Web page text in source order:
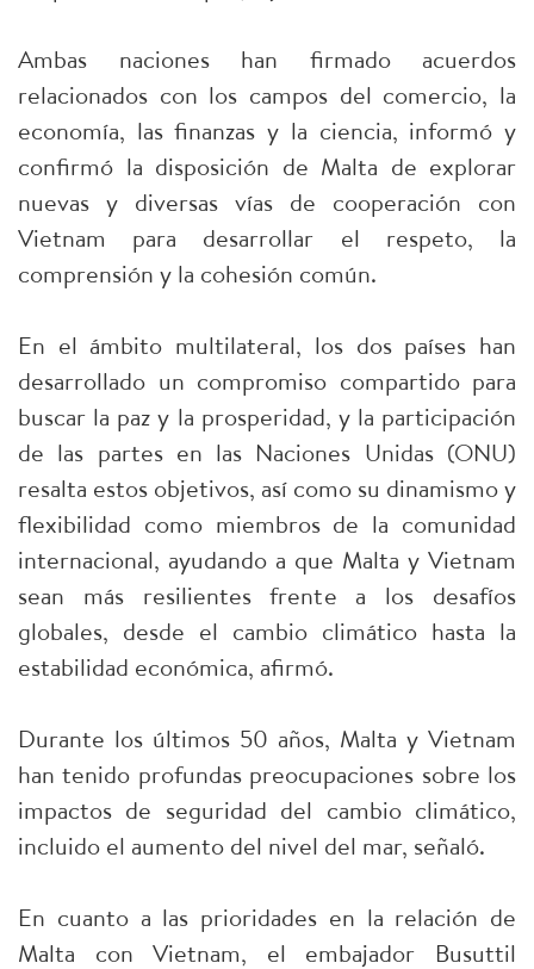
Ambas naciones han firmado acuerdos
relacionados con los campos del comercio, la
economía, las finanzas y la ciencia, informó y
confirmó la disposición de Malta de explorar
nuevas y diversas vías de cooperación con
Vietnam para desarrollar el respeto, la
comprensión y la cohesión común.
En el ámbito multilateral, los dos países han
desarrollado un compromiso compartido para
buscar la paz y la prosperidad, y la participación
de las partes en las Naciones Unidas (ONU)
resalta estos objetivos, así como su dinamismo y
flexibilidad como miembros de la comunidad
internacional, ayudando a que Malta y Vietnam
sean más resilientes frente a los desafíos
globales, desde el cambio climático hasta la
estabilidad económica, afirmó.
Durante los últimos 50 años, Malta y Vietnam
han tenido profundas preocupaciones sobre los
impactos de seguridad del cambio climático,
incluido el aumento del nivel del mar, señaló.
En cuanto a las prioridades en la relación de
Malta con Vietnam, el embajador Busuttil